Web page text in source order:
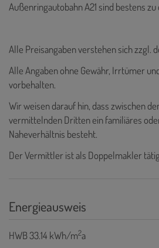
Außenringautobahn A21 sind bestens
Alle Preisangaben verstehen sich zzgl.
Alle Angaben ohne Gewähr, Irrtümer
vorbehalten.
Wir weisen darauf hin, dass zwischen
vermittelnden Dritten ein familiäres
Naheverhältnis besteht.
Der Vermittler ist als Doppelmakler
Energieausweis
HWB33.14 kWh/m2a